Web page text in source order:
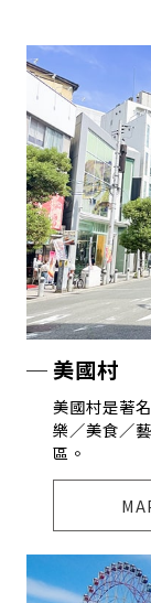
美國村
美國村是著
樂／美食／
區。